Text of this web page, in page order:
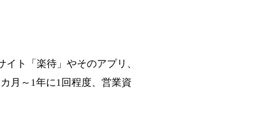
ト「楽待」やそのアプリ、
月～1年に1回程度、営業資